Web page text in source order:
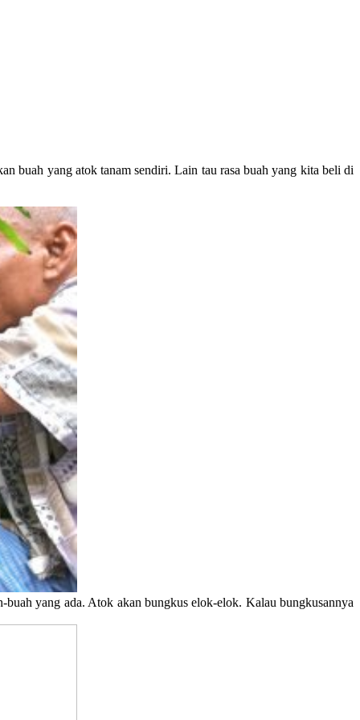
buah yang atok tanam sendiri. Lain tau rasa buah yang kita beli di
buah yang ada. Atok akan bungkus elok-elok. Kalau bungkusannya